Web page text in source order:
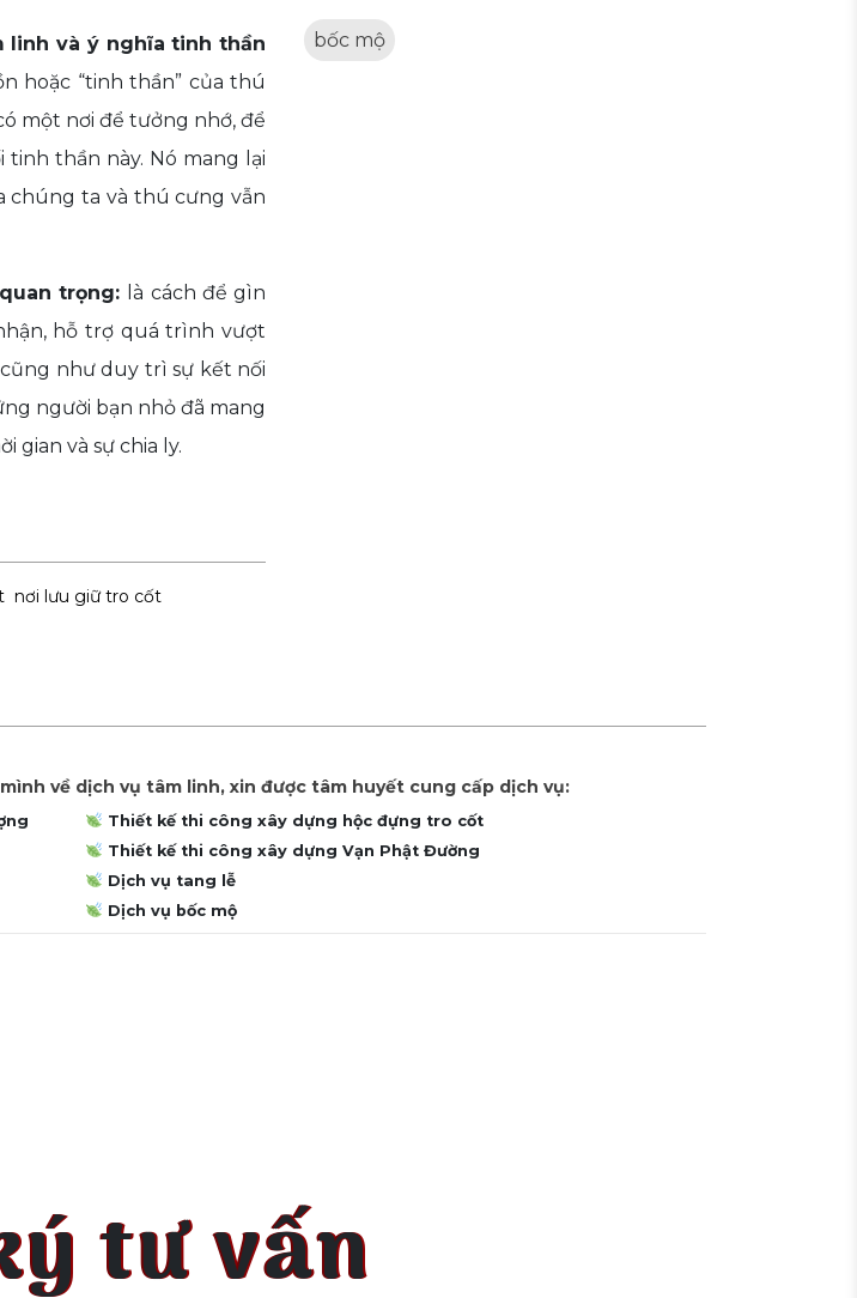
linh và ý nghĩa tinh thần
hoặc “tinh thần” của thú
một nơi để tưởng nhớ, để
thần này. Nó mang lại
chúng ta và thú cưng vẫn
trọng: là cách để gìn
hỗ trợ quá trình vượt
như duy trì sự kết nối
người bạn nhỏ đã mang
gian và sự chia ly.
nơi lưu giữ tro cốt
bốc mộ
về dịch vụ tâm linh, xin được tâm huyết cung cấp dịch vụ:
Thiết kế thi công xây dựng hộc đựng tro cốt
Thiết kế thi công xây dựng Vạn Phật Đường
Dịch vụ tang lễ
Dịch vụ bốc mộ
tư vấn